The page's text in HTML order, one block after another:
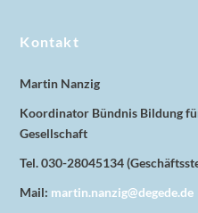
Kontakt
Martin Nanzig
Koordinator Bündnis Bildung
Gesellschaft
Tel. 030-28045134
Mail: martin.nanzig@degede.de